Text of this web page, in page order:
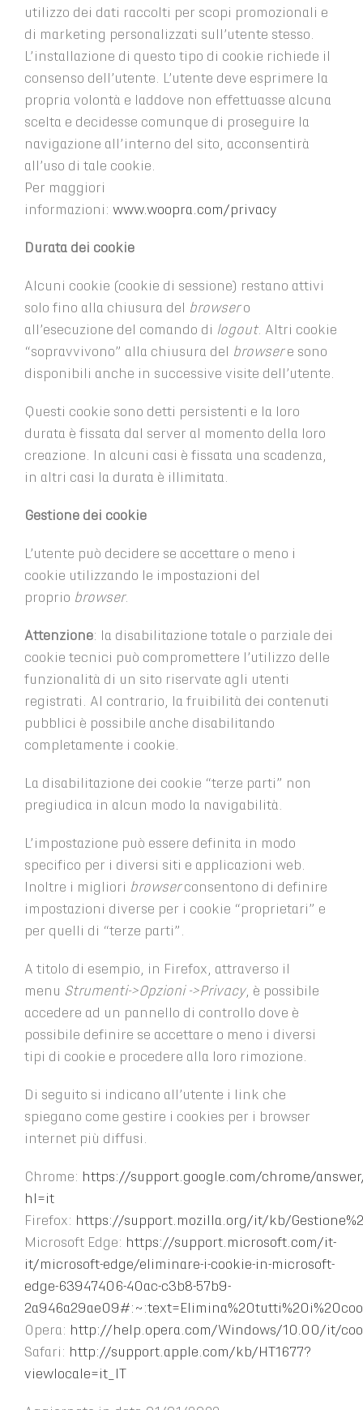
utilizzo dei dati raccolti per scopi promozionali e
di marketing personalizzati sull’utente stesso.
L’installazione di questo tipo di cookie richiede il
consenso dell’utente. L’utente deve esprimere la
propria volontà e laddove non effettuasse alcuna
scelta e decidesse comunque di proseguire la
navigazione all’interno del sito, acconsentirà
all’uso di tale cookie.
Per maggiori
informazioni: www.woopra.com/privacy
Durata dei cookie
Alcuni cookie (cookie di sessione) restano attivi
solo fino alla chiusura del
browsero
all’esecuzione del comando di logout. Altri cookie
“sopravvivono” alla chiusura del
browsere sono
disponibili anche in successive visite dell’utente.
Questi cookie sono detti persistenti e la loro
durata è fissata dal server al momento della loro
creazione. In alcuni casi è fissata una scadenza,
in altri casi la durata è illimitata.
Gestione dei cookie
L’utente può decidere se accettare o meno i
cookie utilizzando le impostazioni del
proprio browser.
Attenzione: la disabilitazione totale o parziale dei
cookie tecnici può compromettere l’utilizzo delle
funzionalità di un sito riservate agli utenti
registrati. Al contrario, la fruibilità dei contenuti
pubblici è possibile anche disabilitando
completamente i cookie.
La disabilitazione dei cookie “terze parti” non
pregiudica in alcun modo la navigabilità.
L’impostazione può essere definita in modo
specifico per i diversi siti e applicazioni web.
Inoltre i migliori browserconsentono di definire
impostazioni diverse per i cookie “proprietari” e
per quelli di “terze parti”.
A titolo di esempio, in Firefox, attraverso il
menu Strumenti->Opzioni ->Privacy, è possibile
accedere ad un pannello di controllo dove è
possibile definire se accettare o meno i diversi
tipi di cookie e procedere alla loro rimozione.
Di seguito si indicano all’utente i link che
spiegano come gestire i cookies per i browser
internet più diffusi.
Chrome: https://support.google.com/chrome/
hl=it
Firefox: https://support.mozilla.org/it/kb/
Microsoft Edge: https://support.microsoft.com/it-
it/microsoft-edge/eliminare-i-cookie-in-microsoft-
edge-63947406-40ac-c3b8-57b9-
Opera: http://help.opera.com/Windows/10.00/it/
Safari: http://support.apple.com/kb/HT1677?
viewlocale=it_IT